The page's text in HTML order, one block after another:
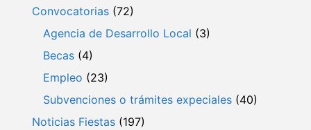
Convocatorias (72)
Agencia de Desarrollo Local (3)
Becas (4)
Empleo (23)
Subvenciones o trámites expeciales (40)
Noticias Fiestas (197)